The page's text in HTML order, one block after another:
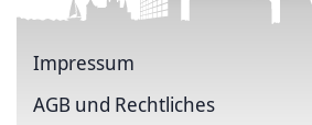
Impressum
AGB und Rechtliches